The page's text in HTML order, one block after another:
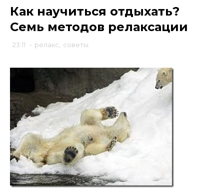
Как научиться отдыхать?
Семь методов релаксации
23:11 - релакс советы